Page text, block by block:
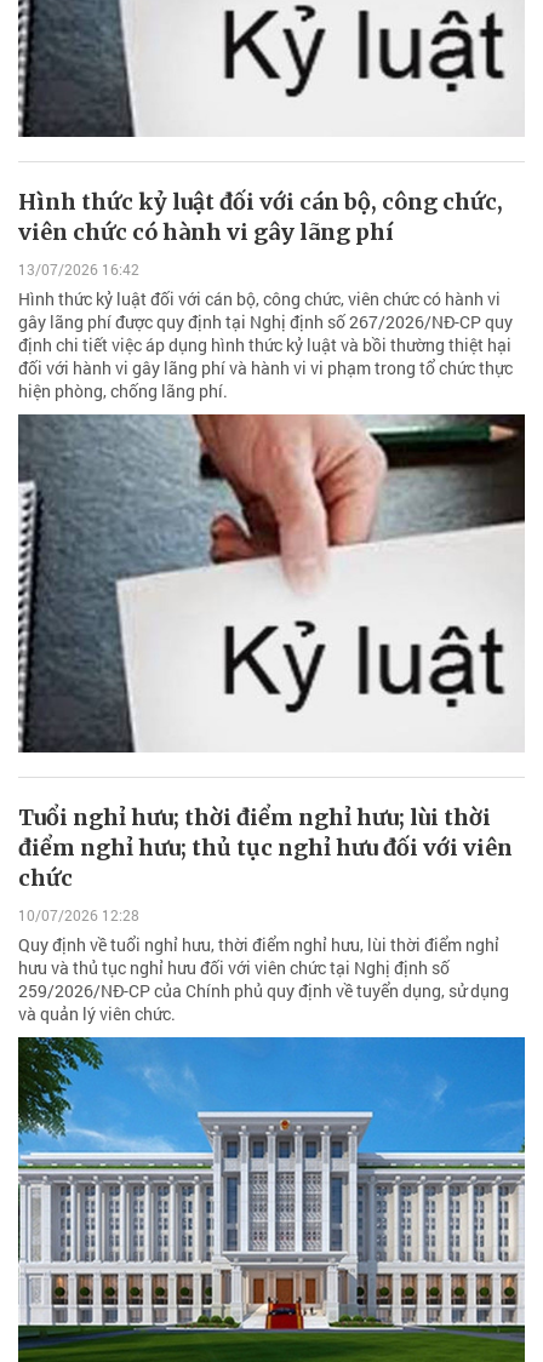
Hình thức kỷ luật đối với cán bộ, công chức,
viên chức có hành vi gây lãng phí
13/07/2026 16:42
Hình thức kỷ luật đối với cán bộ, công chức, viên chức có hành vi
gây lãng phí được quy định tại Nghị định số 267/2026/NĐ-CP quy
định chi tiết việc áp dụng hình thức kỷ luật và bồi thường thiệt hại
đối với hành vi gây lãng phí và hành vi vi phạm trong tổ chức thực
hiện phòng, chống lãng phí.
Tuổi nghỉ hưu; thời điểm nghỉ hưu; lùi thời
điểm nghỉ hưu; thủ tục nghỉ hưu đối với viên
chức
10/07/2026 12:28
Quy định về tuổi nghỉ hưu, thời điểm nghỉ hưu, lùi thời điểm nghỉ
hưu và thủ tục nghỉ hưu đối với viên chức tại Nghị định số
259/2026/NĐ-CP của Chính phủ quy định về tuyển dụng, sử dụng
và quản lý viên chức.